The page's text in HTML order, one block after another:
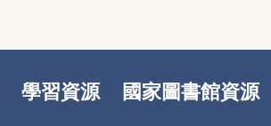
學習資源 國家圖書館資源